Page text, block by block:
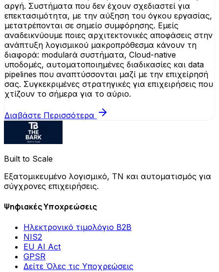
αργή. Συστήματα που δεν έχουν σχεδιαστεί για
επεκτασιμότητα, με την αύξηση του όγκου εργασίας,
μετατρέπονται σε σημείο συμφόρησης. Εμείς
αναδεικνύουμε ποιες αρχιτεκτονικές αποφάσεις στην
ανάπτυξη λογισμικού μακροπρόθεσμα κάνουν τη
διαφορά: modularά συστήματα, Cloud-native
υποδομές, αυτοματοποιημένες διαδικασίες και data
pipelines που αναπτύσσονται μαζί με την επιχείρησή
σας. Συγκεκριμένες στρατηγικές για επιχειρήσεις που
χτίζουν το σήμερα για το αύριο.
Διαβάστε Περισσότερα
Built to Scale
Εξατομικευμένο λογισμικό, ΤΝ και αυτοματισμός για
σύγχρονες επιχειρήσεις.
Ψηφιακές Υποχρεώσεις
Ηλεκτρονικό τιμολόγιο B2B
NIS2
EU AI Act
GPSR
Δείτε Όλες τις Υποχρεώσεις